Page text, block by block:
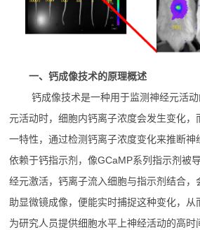
一、钙成像技术的原理概述
钙成像技术是一种用于监测神经元活
元活动时，细胞内钙离子浓度会发生变化
一特性，通过检测钙离子浓度变化来推断
依赖于钙指示剂，像GCaMP系列指示剂被
经元激活，钙离子流入细胞与指示剂结合
助显微镜成像，便能实时捕捉这种变化，从
为研究人员提供细胞水平上神经活动的高